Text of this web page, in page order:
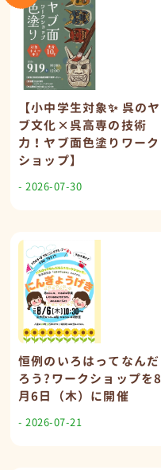
【小中学生対象✨ 呉のヤ
ブ文化×呉高専の技術
力！ヤブ面色塗りワーク
ショップ】
- 2026-07-30
恒例のいろはってなんだ
ろう?ワークショップを8
月6日（木）に開催
- 2026-07-21